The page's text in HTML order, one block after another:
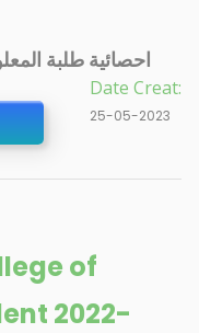
احصائية طلبة
Date Creat:
25-05-2023
of
2022-